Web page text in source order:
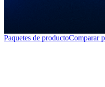
Paquetes de productoComparar